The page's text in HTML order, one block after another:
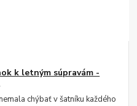
k letným súpravám -
chýbať v šatníku každého